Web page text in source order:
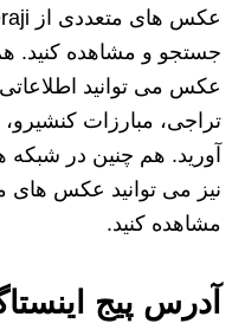
جستجو و مشاهده کنید.
عکس می توانید
تراجی، مبارزات
آورید. هم چنین در شبکه‌
نیز می‌ توانید عکس‌ های
مشاهده کنید.
آدرس پیج